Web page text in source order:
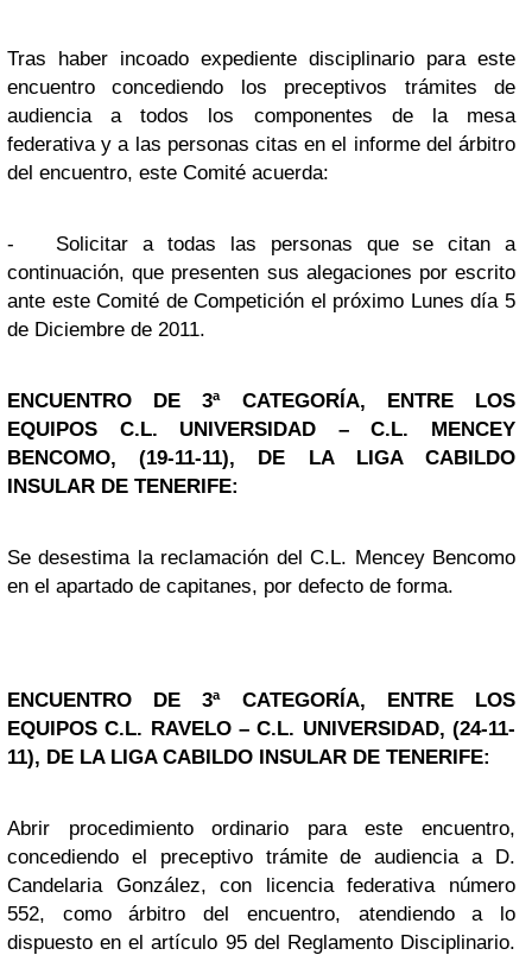
Tras haber incoado expediente disciplinario para este
encuentro concediendo los preceptivos trámites de
audiencia a todos los componentes de la mesa
federativa y a las personas citas en el informe del árbitro
del encuentro, este Comité acuerda:
-
Solicitar a todas las personas que se citan a
continuación, que presenten sus alegaciones por escrito
ante este Comité de Competición el próximo Lunes día 5
de Diciembre de 2011.
ENCUENTRO DE 3ª CATEGORÍA, ENTRE LOS
EQUIPOS C.L. UNIVERSIDAD – C.L. MENCEY
BENCOMO, (19-11-11), DE LA LIGA CABILDO
INSULAR DE TENERIFE:
Se desestima la reclamación del C.L. Mencey Bencomo
en el apartado de capitanes, por defecto de forma.
ENCUENTRO DE 3ª CATEGORÍA, ENTRE LOS
EQUIPOS C.L. RAVELO – C.L. UNIVERSIDAD, (24-11-
11), DE LA LIGA CABILDO INSULAR DE TENERIFE:
Abrir procedimiento ordinario para este encuentro,
concediendo el preceptivo trámite de audiencia a D.
Candelaria González, con licencia federativa número
552, como árbitro del encuentro, atendiendo a lo
dispuesto en el artículo 95 del Reglamento Disciplinario.